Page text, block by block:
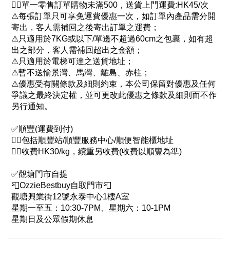
👉🏻單一零售訂單購物未滿500，送貨上門運費:HK45/次
⚠每張訂單只可享免運費優惠一次，如訂單內產品需分開
寄出，客人需補回之後寄出訂單之運費；
⚠只適用於7KG或以下/單邊不超過60cm之包裹，如有超
出之部分，客人需補回超出之金額；
⚠只適用於電梯可達之送貨地址；
⚠暫不送愉景灣、馬灣、離島、赤柱；
⚠優惠受有關條款及細則約束，本公司保留對優惠及任何
爭議之最終決定權，並可更改此優惠之條款及細則而不作
另行通知。
✅順豐(運費到付)
👉🏻包括順豐站/順豐服務中心/順便智能櫃地址
👉🏻收費HK30/kg，續重另收費(收費以順豐為準)
✅觀塘門市自提
📮OzzieBestbuy自取門市📮
觀塘興業街12號永泰中心1樓A室
星期一至五：10:30-7PM、星期六：10-1PM
星期日及公眾假期休息